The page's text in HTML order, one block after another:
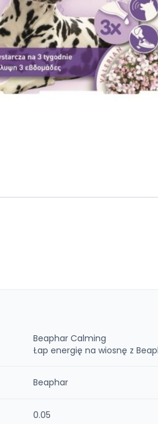
Beaphar Calming
Łap energię na wiosnę z
Beaphar
0.05